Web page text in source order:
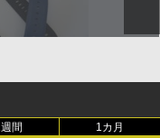
間 1カ月